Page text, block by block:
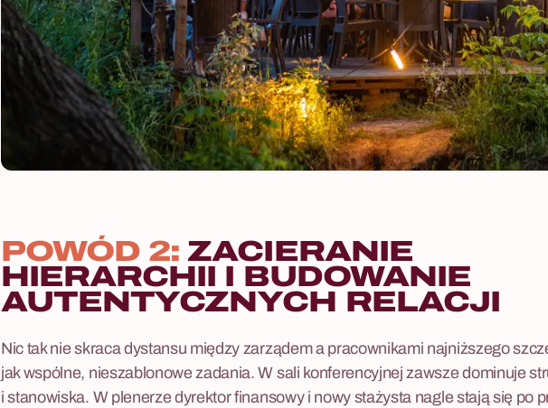
POWÓD 2: ZACIERANIE
HIERARCHII I BUDOWANIE
AUTENTYCZNYCH RELACJI
Nic tak nie skraca dystansu między zarządem a pracownikami najniższego
jak wspólne, nieszablonowe zadania. W sali konferencyjnej zawsze dominuje
i stanowiska. W plenerze dyrektor finansowy i nowy stażysta nagle stają się po